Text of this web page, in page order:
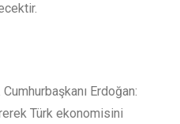
Erdoğan:
Türk ekonomisini